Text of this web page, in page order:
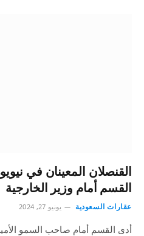
القنصلان المعينان في
القسم أمام وزير الخارجية
عقارات السعودية يونيو 27, 2024
أدى القسم أمام صاحب السمو